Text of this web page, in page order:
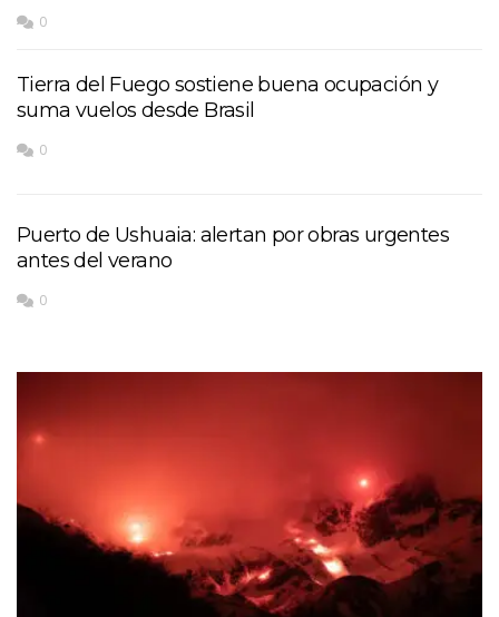
0
Tierra del Fuego sostiene buena ocupación y
suma vuelos desde Brasil
0
Puerto de Ushuaia: alertan por obras urgentes
antes del verano
0